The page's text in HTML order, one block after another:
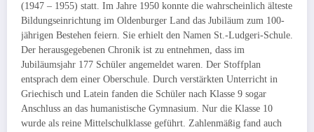
(1947 – 1955) statt. Im Jahre 1950 konnte die wahrscheinlich älteste
Bildungs­ein­richtung im Oldenburger Land das Jubiläum zum 100-
jährigen Be­stehen feiern. Sie erhielt den Namen St.-Ludgeri-Schule.
Der heraus­gegebenen Chronik ist zu entnehmen, dass im
Jubiläumsjahr 177 Schüler angemeldet waren. Der Stoffplan
entsprach dem einer Ober­schule. Durch verstärkten Unterricht in
Griechisch und Latein fanden die Schüler nach Klasse 9 sogar
Anschluss an das humanistische Gymna­sium. Nur die Klasse 10
wurde als reine Mittelschulklasse geführt. Zahlenmäßig fand auch